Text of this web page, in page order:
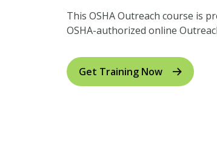
This OSHA Outreach course is
OSHA-authorized online
Get Training Now